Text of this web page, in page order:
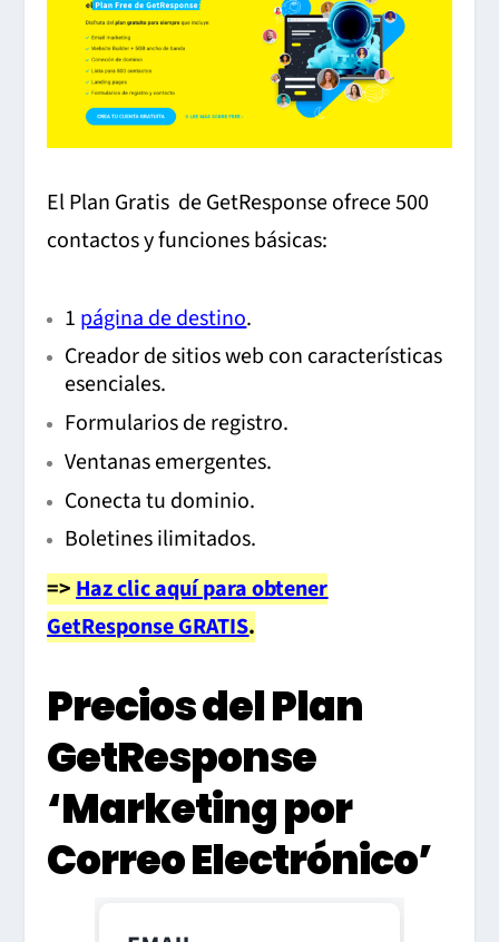
El Plan Gratis de GetResponse ofrece 500
contactos y funciones básicas:
1 página de destino.
Creador de sitios web con características
esenciales.
Formularios de registro.
Ventanas emergentes.
Conecta tu dominio.
Boletines ilimitados.
=>Haz clic aquí para obtener
GetResponse GRATIS.
Precios del Plan
GetResponse
‘Marketing por
Correo Electrónico’